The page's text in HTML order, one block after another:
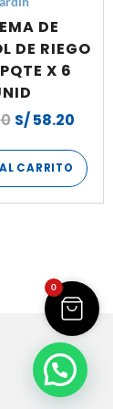
DE
DE RIEGO
X 6
S/58.20
CARRITO
0